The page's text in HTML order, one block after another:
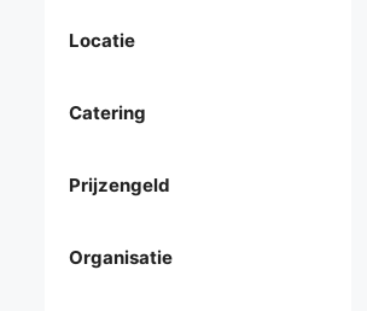
Locatie
Catering
Prijzengeld
Organisatie